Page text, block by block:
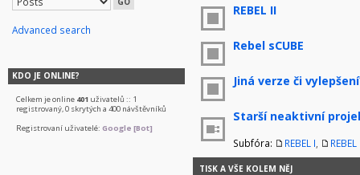
Advanced search
KDO JE ONLINE?
Celkem je online 401 uživatelů :: 1
registrovaný, 0 skrytých a 400 návštěvníků
Registrovaní uživatelé: Google [Bot]
REBEL II
Rebel sCUBE
Jiná verze či
Starší neaktivní
Subfóra: REBEL I REBEL
TISK A VŠE KOLEM NĚJ